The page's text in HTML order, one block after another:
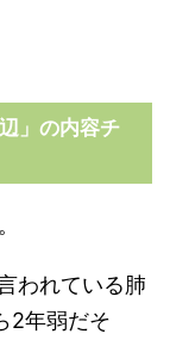
」の内容チ
われている肺
2年弱だそ